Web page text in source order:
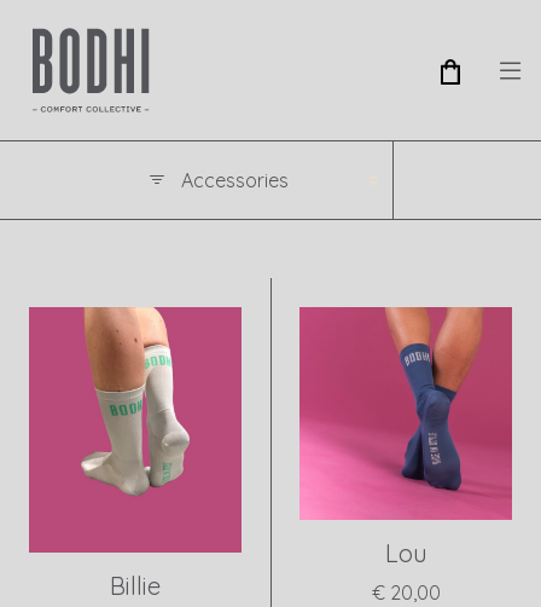
Billie
Lou
€ 20,00